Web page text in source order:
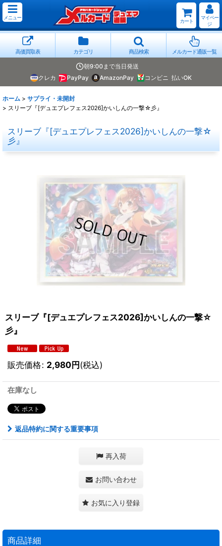
メニュー
カート
マイペー
ジ
高価買取表 カテゴリ 商品検索 メルカード通販一覧
朝9:00まで当日発送
クレカ
PayPay AmazonPay コンビニ 払いOK
ホーム > サプライ・未開封
> スリーブ『[デュエプレフェス2026]かいしんの一撃☆彡』
スリーブ『[デュエプレフェス2026]かいしんの一撃☆
彡』
スリーブ『[デュエプレフェス2026]かいしんの一撃☆
彡』
販売価格: 2,980円(税込)
在庫なし
返品特約に関する重要事項
再入荷
お問い合わせ
お気に入り登録
商品詳細